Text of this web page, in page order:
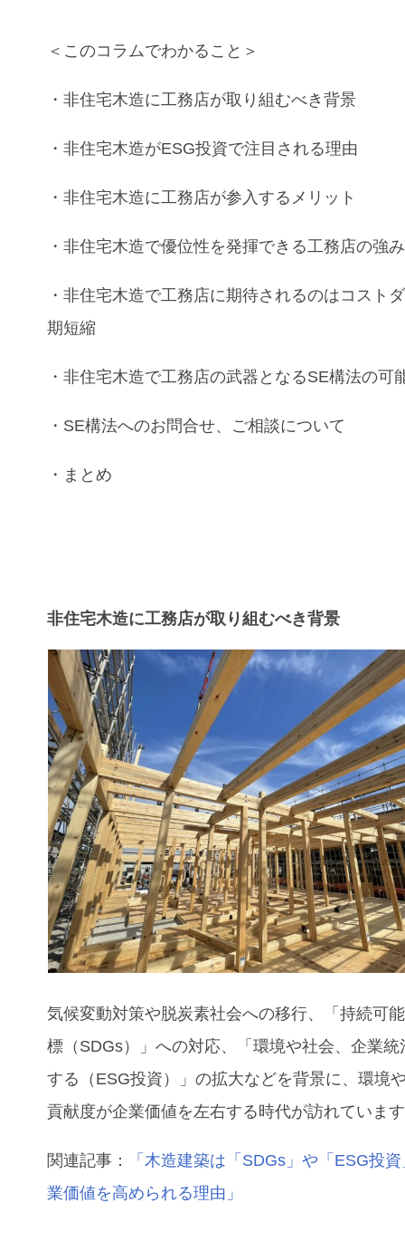
＜このコラムでわかること＞
・非住宅木造に工務店が取り組むべき背景
・非住宅木造がESG投資で注目される理由
・非住宅木造に工務店が参入する メリット
・非住宅木造で優位性を発揮できる工務店の強み
・非住宅木造で工務店に期待されるのはコスト
期短縮
・非住宅木造で工務店の武器となるSE構法の可
・ SE構法へのお問合せ、ご相談について
・まとめ
非住宅木造に工務店が取り組むべき背景
気候変動対策や脱炭素社会への移行、「持続可
標（SDGs）」への対応、「環境や社会、企業統
する（ESG投資）」の拡大などを背景に、環境
貢献度が企業価値を左右する時代が訪れていま
関連記事： 「 木造建築は「SDGs」や「ESG投
業価値を高められる理由 」